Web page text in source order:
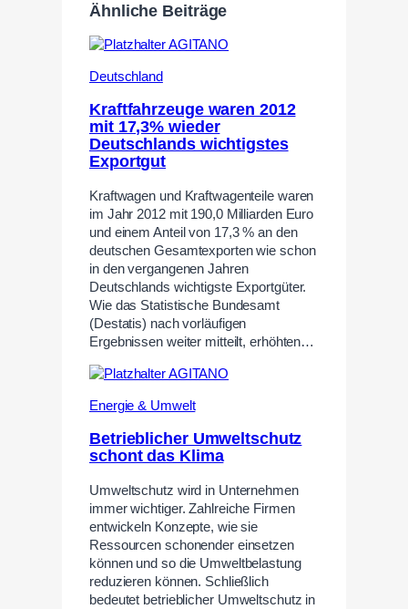
Ähnliche Beiträge
Deutschland
Kraftfahrzeuge waren 2012
mit 17,3% wieder
Deutschlands wichtigstes
Exportgut
Kraftwagen und Kraftwagenteile waren
im Jahr 2012 mit 190,0 Milliarden Euro
und einem Anteil von 17,3 % an den
deutschen Gesamtexporten wie schon
in den vergangenen Jahren
Deutschlands wichtigste Exportgüter.
Wie das Statistische Bundesamt
(Destatis) nach vorläufigen
Ergebnissen weiter mitteilt, erhöhten…
Energie & Umwelt
Betrieblicher Umweltschutz
schont das Klima
Umweltschutz wird in Unternehmen
immer wichtiger. Zahlreiche Firmen
entwickeln Konzepte, wie sie
Ressourcen schonender einsetzen
können und so die Umweltbelastung
reduzieren können. Schließlich
bedeutet betrieblicher Umweltschutz in